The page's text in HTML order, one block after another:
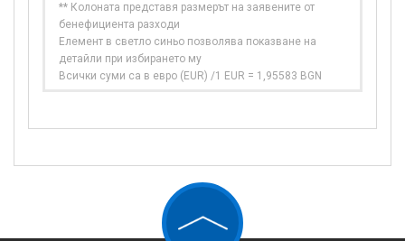
** Колоната представя размерът на заявените от
бенефициента разходи
Елемент в светло синьо позволява показване на
детайли при избирането му
Всички суми са в евро (EUR) /1 EUR = 1,95583 BGN